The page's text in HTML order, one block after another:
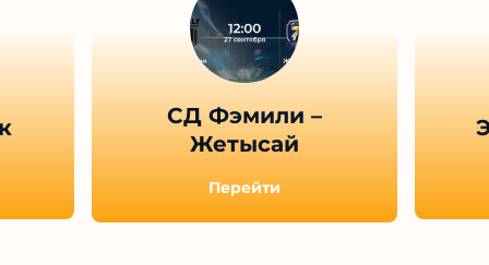
СД Фэмили –
Жетысай
Перейти